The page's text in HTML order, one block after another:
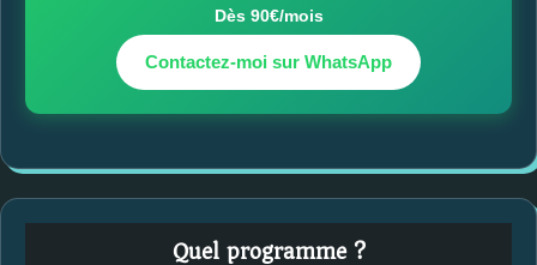
Dès 90€/mois
Contactez-moi sur WhatsApp
Quel programme ?